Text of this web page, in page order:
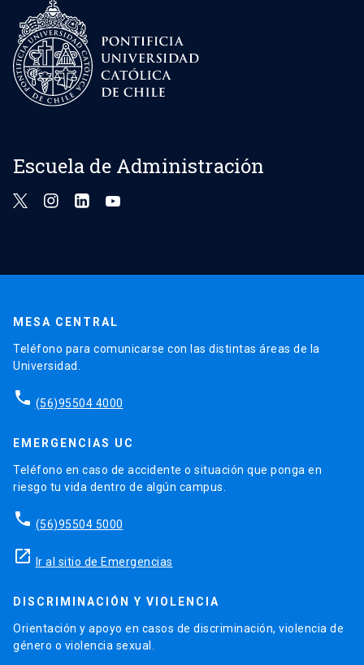
Escuela de Administración
MESA CENTRAL
Teléfono para comunicarse con las distintas áreas de la
Universidad.
phone (56)95504 4000
EMERGENCIAS UC
Teléfono en caso de accidente o situación que ponga en
riesgo tu vida dentro de algún campus.
phone (56)95504 5000
launch Ir al sitio de Emergencias
DISCRIMINACIÓN Y VIOLENCIA
Orientación y apoyo en casos de discriminación, violencia de
género o violencia sexual.